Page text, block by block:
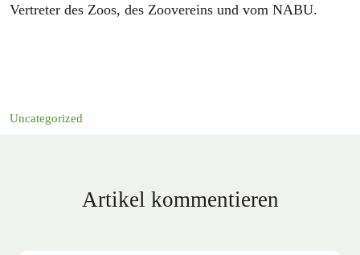
Vertreter des Zoos, des Zoovereins und vom NABU.
Uncategorized
Artikel kommentieren